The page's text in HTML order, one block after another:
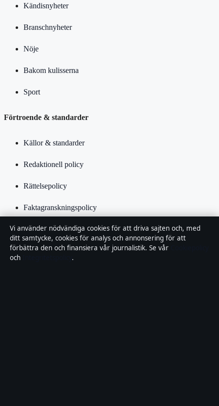
Kändisnyheter
Branschnyheter
Nöje
Bakom kulisserna
Sport
Förtroende & standarder
Källor & standarder
Redaktionell policy
Rättelsepolicy
Faktagranskningspolicy
Ägande & finansiering
Integritetspolicy
Vi använder nödvändiga cookies för att driva sajten och, med
ditt samtycke, cookies för analys och annonsering för att
förbättra den och finansiera vår journalistik. Se vår
och
.